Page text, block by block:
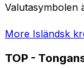
Valutasymbolen
More Isländsk
TOP -